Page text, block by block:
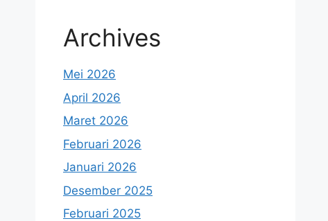
Archives
Mei 2026
April 2026
Maret 2026
Februari 2026
Januari 2026
Desember 2025
Februari 2025